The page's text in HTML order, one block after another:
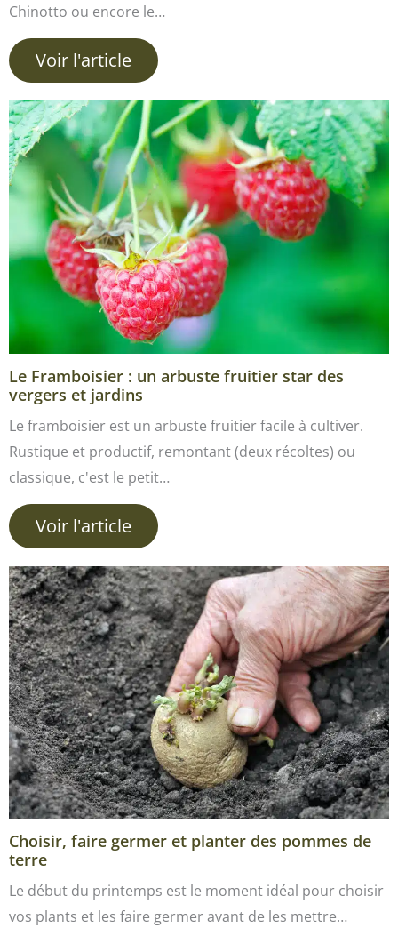
Chinotto ou encore le…
Voir l'article
Le Framboisier : un arbuste fruitier star des
vergers et jardins
Le framboisier est un arbuste fruitier facile à cultiver.
Rustique et productif, remontant (deux récoltes) ou
classique, c'est le petit…
Voir l'article
Choisir, faire germer et planter des pommes de
terre
Le début du printemps est le moment idéal pour choisir
vos plants et les faire germer avant de les mettre…